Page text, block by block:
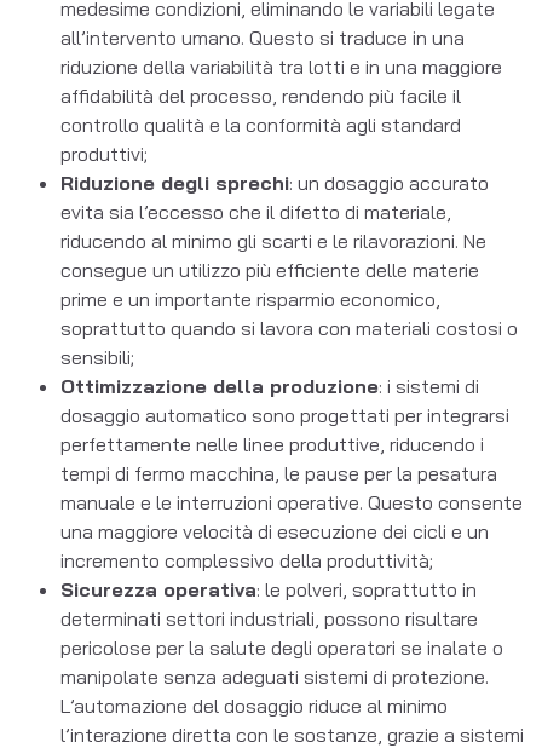
medesime condizioni, eliminando le variabili legate
all’intervento umano. Questo si traduce in una
riduzione della variabilità tra lotti e in una maggiore
affidabilità del processo, rendendo più facile il
controllo qualità e la conformità agli standard
produttivi;
Riduzione degli sprechi: un dosaggio accurato
evita sia l’eccesso che il difetto di materiale,
riducendo al minimo gli scarti e le rilavorazioni. Ne
consegue un utilizzo più efficiente delle materie
prime e un importante risparmio economico,
soprattutto quando si lavora con materiali costosi o
sensibili;
Ottimizzazione della produzione: i sistemi di
dosaggio automatico sono progettati per integrarsi
perfettamente nelle linee produttive, riducendo i
tempi di fermo macchina, le pause per la pesatura
manuale e le interruzioni operative. Questo consente
una maggiore velocità di esecuzione dei cicli e un
incremento complessivo della produttività;
Sicurezza operativa: le polveri, soprattutto in
determinati settori industriali, possono risultare
pericolose per la salute degli operatori se inalate o
manipolate senza adeguati sistemi di protezione.
L’automazione del dosaggio riduce al minimo
l’interazione diretta con le sostanze, grazie a sistemi